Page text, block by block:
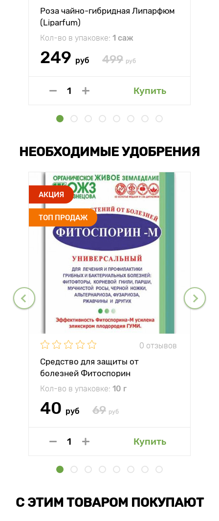
Роза чайно-гибридная Липарфюм
(Liparfum)
Кол-во в упаковке: 1 саж
249 руб 499 руб
Купить
НЕОБХОДИМЫЕ УДОБРЕНИЯ
АКЦИЯ
ТОП ПРОДАЖ
0 отзывов
Средство для защиты от
болезней Фитоспорин
Кол-во в упаковке: 10 г
40 руб 69 руб
Купить
С ЭТИМ ТОВАРОМ ПОКУПАЮТ